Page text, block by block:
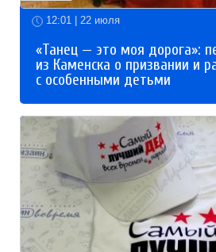
12:01 | 22 июля
«Танец — это моя дорога»:
из Каменска о призвании и
с особенными детьми